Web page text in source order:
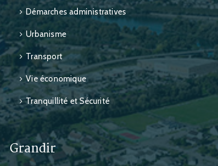
Démarches administratives
Urbanisme
Transport
Vie économique
Tranquillité et Sécurité
Grandir